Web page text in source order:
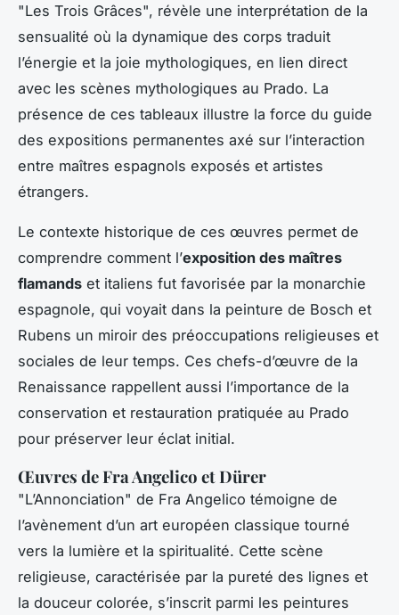
"Les Trois Grâces", révèle une interprétation de la
sensualité où la dynamique des corps traduit
l’énergie et la joie mythologiques, en lien direct
avec les scènes mythologiques au Prado. La
présence de ces tableaux illustre la force du guide
des expositions permanentes axé sur l’interaction
entre maîtres espagnols exposés et artistes
étrangers.
Le contexte historique de ces œuvres permet de
comprendre comment l’exposition des maîtres
flamands et italiens fut favorisée par la monarchie
espagnole, qui voyait dans la peinture de Bosch et
Rubens un miroir des préoccupations religieuses et
sociales de leur temps. Ces chefs-d’œuvre de la
Renaissance rappellent aussi l’importance de la
conservation et restauration pratiquée au Prado
pour préserver leur éclat initial.
Œuvres de Fra Angelico et Dürer
"L’Annonciation" de Fra Angelico témoigne de
l’avènement d’un art européen classique tourné
vers la lumière et la spiritualité. Cette scène
religieuse, caractérisée par la pureté des lignes et
la douceur colorée, s’inscrit parmi les peintures